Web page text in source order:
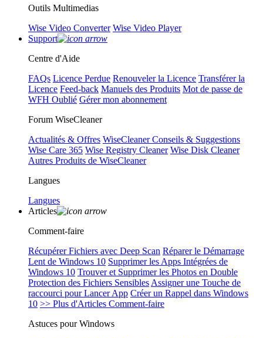
Outils Multimedias
Wise Video Converter Wise Video Player
Support
Centre d'Aide
FAQs Licence Perdue Renouveler la Licence Transférer la
Licence Feed-back Manuels des Produits Mot de passe de
WFH Oublié Gérer mon abonnement
Forum WiseCleaner
Actualités & Offres WiseCleaner Conseils & Suggestions
Wise Care 365 Wise Registry Cleaner Wise Disk Cleaner
Autres Produits de WiseCleaner
Langues
Langues
Articles
Comment-faire
Récupérer Fichiers avec Deep Scan Réparer le Démarrage
Lent de Windows 10 Supprimer les Apps Intégrées de
Windows 10 Trouver et Supprimer les Photos en Double
Protection des Fichiers Sensibles Assigner une Touche de
raccourci pour Lancer App Créer un Rappel dans Windows
10 >> Plus d'Articles Comment-faire
Astuces pour Windows